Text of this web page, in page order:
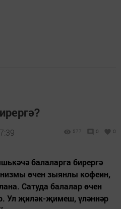
577 0 0
балаларга бирергә
өчен зыянлы кофеин,
Сатуда балалар өчен
Ул җиләк-җимеш, үләннәр